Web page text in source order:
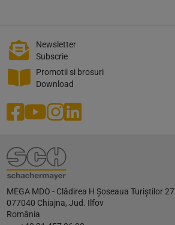
Newsletter
Subscrie
Promotii si brosuri
Download
MEGA MDO - Clădirea H Șoseaua Turiștilor 27
077040 Chiajna, Jud. Ilfov
România